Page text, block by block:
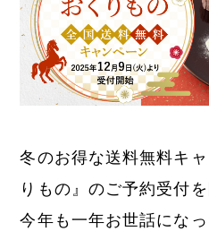
冬のお得な送料無料キ
りもの』のご予約受付
今年も一年お世話にな